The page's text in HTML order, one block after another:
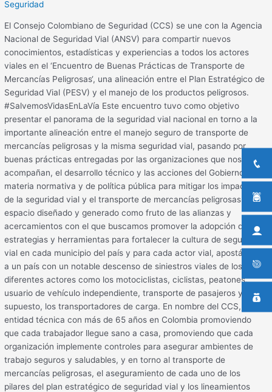
Seguridad
El Consejo Colombiano de Seguridad (CCS) se une con la Agencia
Nacional de Seguridad Vial (ANSV) para compartir nuevos
conocimientos, estadísticas y experiencias a todos los actores
viales en el ‘Encuentro de Buenas Prácticas de Transporte de
Mercancías Peligrosas‘, una alineación entre el Plan Estratégico de
Seguridad Vial (PESV) y el manejo de los productos peligrosos.
#SalvemosVidasEnLaVía Este encuentro tuvo como objetivo
presentar el panorama de la seguridad vial nacional en torno a la
importante alineación entre el manejo seguro de transporte de
mercancías peligrosas y la misma seguridad vial, pasando por
buenas prácticas entregadas por las organizaciones que nos
acompañan, el desarrollo técnico y las acciones del Gobierno en
materia normativa y de política pública para mitigar los impactos
de la seguridad vial y el transporte de mercancías peligrosas. Un
espacio diseñado y generado como fruto de las alianzas y
acercamientos con el que buscamos promover la adopción de
estrategias y herramientas para fortalecer la cultura de seguridad
vial en cada municipio del país y para cada actor vial, apostándole
a un país con un notable descenso de siniestros viales de los
diferentes actores como los motociclistas, ciclistas, peatones,
usuario de vehículo independiente, transporte de pasajeros y, por
supuesto, los transportadores de carga. En nombre del CCS, una
entidad técnica con más de 65 años en Colombia promoviendo
que cada trabajador llegue sano a casa, promoviendo que cada
organización implemente controles para asegurar ambientes de
trabajo seguros y saludables, y en torno al transporte de
mercancías peligrosas, el aseguramiento de cada uno de los
pilares del plan estratégico de seguridad vial y los lineamientos